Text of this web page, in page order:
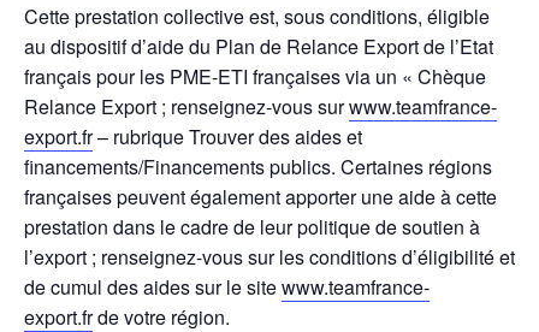
Cette prestation collective est, sous conditions, éligible
au dispositif d’aide du Plan de Relance Export de l’Etat
français pour les PME-ETI françaises via un « Chèque
Relance Export ; renseignez-vous surwww.teamfrance-
export.fr– rubrique Trouver des aides et
financements/Financements publics. Certaines régions
françaises peuvent également apporter une aide à cette
prestation dans le cadre de leur politique de soutien à
l’export ; renseignez-vous sur les conditions d’éligibilité et
de cumul des aides sur le sitewww.teamfrance-
export.frde votre région.